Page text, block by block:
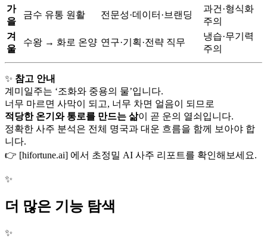
가
을
금수 유통 원활 전문성·데이터·브랜딩
과건·형식화
주의
겨
울
수왕 → 화로 온양 연구·기획·전략 직무
냉습·무기력
주의
✨ 참고 안내
계미일주는 ‘조화와 중용의 물’입니다.
너무 마르면 사막이 되고, 너무 차면 얼음이 되므로
적당한 온기와 통로를 만드는 삶이 곧 운의 열쇠입니다.
정확한 사주 분석은 전체 명국과 대운 흐름을 함께 보아야 합
니다.
👉 [hifortune.ai] 에서 초정밀 AI 사주 리포트를 확인해보세요.
✨
더 많은 기능 탐색
✨